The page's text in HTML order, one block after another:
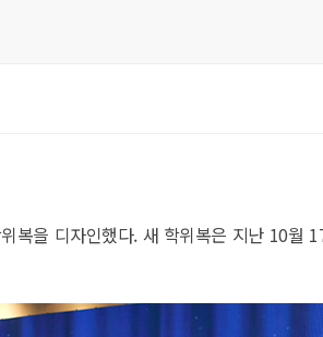
복을 디자인했다. 새 학위복은 지난 10월